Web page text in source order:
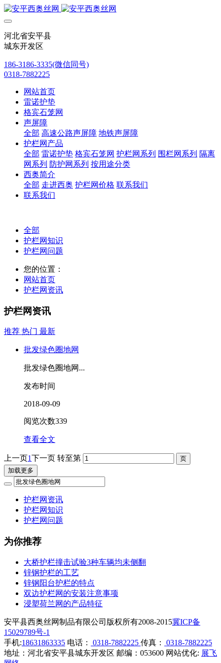
河北省安平县
城东开发区
186-3186-3335(微信同号)
0318-7882225
网站首页
雷诺护垫
格宾石笼网
声屏障
全部 高速公路声屏障 地铁声屏障
护栏网产品
全部 雷诺护垫 格宾石笼网 护栏网系列 围栏网系列 隔离
网系列 防护网系列 按用途分类
西奥简介
全部 走进西奥 护栏网价格 联系我们
联系我们
全部
护栏网知识
护栏网问题
您的位置：
网站首页
护栏网资讯
护栏网资讯
推荐 热门 最新
批发绿色圈地网
批发绿色圈地网...
发布时间
2018-09-09
阅览次数339
查看全文
上一页1下一页 转至第
加载更多
护栏网资讯
护栏网知识
护栏网问题
为你推荐
大桥护栏撞击试验3种车辆均未侧翻
锌钢护栏的工艺
锌钢阳台护栏的特点
双边护栏网的安装注意事项
浸塑荷兰网的产品特征
安平县西奥丝网制品有限公司版权所有2008-2015冀ICP备
15029789号-1
手机:18631863335 电话： 0318-7882225 传真：
0318-7882225
地址：河北省安平县城东开发区 邮编：053600 网站优化: 展飞